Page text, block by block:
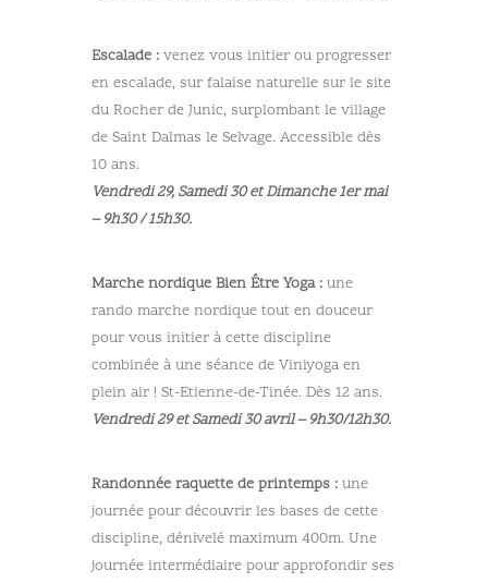
Escalade : venez vous initier ou progresser
en escalade, sur falaise naturelle sur le site
du Rocher de Junic, surplombant le village
de Saint Dalmas le Selvage. Accessible dès
10 ans.
Vendredi 29, Samedi 30 et Dimanche 1er mai
– 9h30 / 15h30.
Marche nordique Bien Être Yoga : une
rando marche nordique tout en douceur
pour vous initier à cette discipline
combinée à une séance de Viniyoga en
plein air ! St-Etienne-de-Tinée. Dès 12 ans.
Vendredi 29 et Samedi 30 avril – 9h30/12h30.
Randonnée raquette de printemps : une
journée pour découvrir les bases de cette
discipline, dénivelé maximum 400m. Une
journée intermédiaire pour approfondir ses